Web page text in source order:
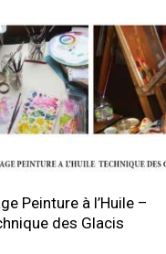
Peinture à l’Huile –
des Glacis